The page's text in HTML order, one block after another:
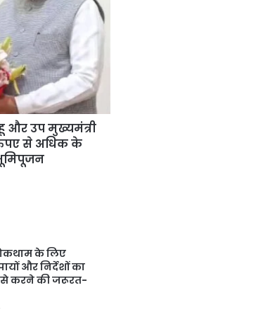
और उप मुख्यमंत्री
से अधिक के
के लिए
और निर्देशों का
करने की जरूरत-